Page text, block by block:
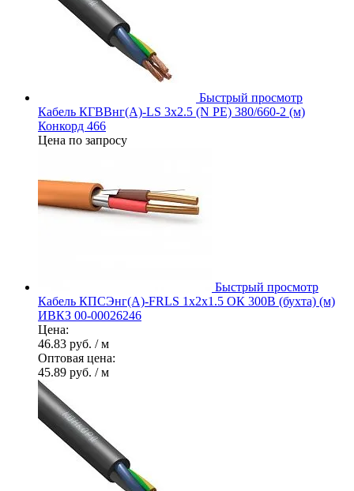
Быстрый просмотр
Кабель КГВВнг(А)-LS 3х2.5 (N PE) 380/660-2 (м)
Конкорд 466
Цена по запросу
Быстрый просмотр
Кабель КПСЭнг(А)-FRLS 1х2х1.5 ОК 300В (бухта) (м)
ИВКЗ 00-00026246
Цена:
46.83 руб. / м
Оптовая цена:
45.89 руб. / м